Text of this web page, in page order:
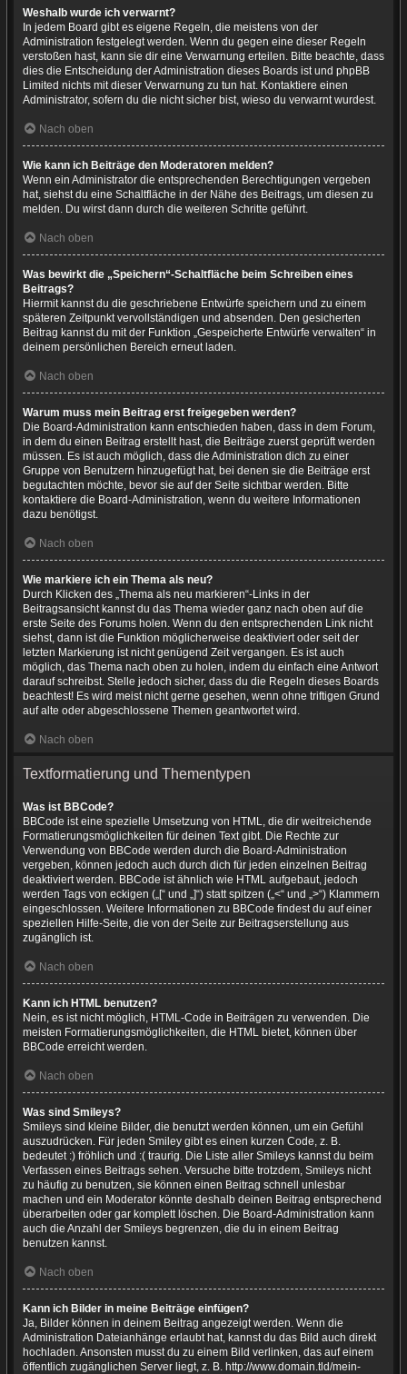
Weshalb wurde ich verwarnt?
In jedem Board gibt es eigene Regeln, die meistens von der
Administration festgelegt werden. Wenn du gegen eine dieser Regeln
verstoßen hast, kann sie dir eine Verwarnung erteilen. Bitte beachte, dass
dies die Entscheidung der Administration dieses Boards ist und phpBB
Limited nichts mit dieser Verwarnung zu tun hat. Kontaktiere einen
Administrator, sofern du die nicht sicher bist, wieso du verwarnt wurdest.
Nach oben
Wie kann ich Beiträge den Moderatoren melden?
Wenn ein Administrator die entsprechenden Berechtigungen vergeben
hat, siehst du eine Schaltfläche in der Nähe des Beitrags, um diesen zu
melden. Du wirst dann durch die weiteren Schritte geführt.
Nach oben
Was bewirkt die „Speichern“-Schaltfläche beim Schreiben eines
Beitrags?
Hiermit kannst du die geschriebene Entwürfe speichern und zu einem
späteren Zeitpunkt vervollständigen und absenden. Den gesicherten
Beitrag kannst du mit der Funktion „Gespeicherte Entwürfe verwalten“ in
deinem persönlichen Bereich erneut laden.
Nach oben
Warum muss mein Beitrag erst freigegeben werden?
Die Board-Administration kann entschieden haben, dass in dem Forum,
in dem du einen Beitrag erstellt hast, die Beiträge zuerst geprüft werden
müssen. Es ist auch möglich, dass die Administration dich zu einer
Gruppe von Benutzern hinzugefügt hat, bei denen sie die Beiträge erst
begutachten möchte, bevor sie auf der Seite sichtbar werden. Bitte
kontaktiere die Board-Administration, wenn du weitere Informationen
dazu benötigst.
Nach oben
Wie markiere ich ein Thema als neu?
Durch Klicken des „Thema als neu markieren“-Links in der
Beitragsansicht kannst du das Thema wieder ganz nach oben auf die
erste Seite des Forums holen. Wenn du den entsprechenden Link nicht
siehst, dann ist die Funktion möglicherweise deaktiviert oder seit der
letzten Markierung ist nicht genügend Zeit vergangen. Es ist auch
möglich, das Thema nach oben zu holen, indem du einfach eine Antwort
darauf schreibst. Stelle jedoch sicher, dass du die Regeln dieses Boards
beachtest! Es wird meist nicht gerne gesehen, wenn ohne triftigen Grund
auf alte oder abgeschlossene Themen geantwortet wird.
Nach oben
Textformatierung und Thementypen
Was ist BBCode?
BBCode ist eine spezielle Umsetzung von HTML, die dir weitreichende
Formatierungsmöglichkeiten für deinen Text gibt. Die Rechte zur
Verwendung von BBCode werden durch die Board-Administration
vergeben, können jedoch auch durch dich für jeden einzelnen Beitrag
deaktiviert werden. BBCode ist ähnlich wie HTML aufgebaut, jedoch
werden Tags von eckigen („[“ und „]“) statt spitzen („<“ und „>“) Klammern
eingeschlossen. Weitere Informationen zu BBCode findest du auf einer
speziellen Hilfe-Seite, die von der Seite zur Beitragserstellung aus
zugänglich ist.
Nach oben
Kann ich HTML benutzen?
Nein, es ist nicht möglich, HTML-Code in Beiträgen zu verwenden. Die
meisten Formatierungsmöglichkeiten, die HTML bietet, können über
BBCode erreicht werden.
Nach oben
Was sind Smileys?
Smileys sind kleine Bilder, die benutzt werden können, um ein Gefühl
auszudrücken. Für jeden Smiley gibt es einen kurzen Code, z. B.
bedeutet :) fröhlich und :( traurig. Die Liste aller Smileys kannst du beim
Verfassen eines Beitrags sehen. Versuche bitte trotzdem, Smileys nicht
zu häufig zu benutzen, sie können einen Beitrag schnell unlesbar
machen und ein Moderator könnte deshalb deinen Beitrag entsprechend
überarbeiten oder gar komplett löschen. Die Board-Administration kann
auch die Anzahl der Smileys begrenzen, die du in einem Beitrag
benutzen kannst.
Nach oben
Kann ich Bilder in meine Beiträge einfügen?
Ja, Bilder können in deinem Beitrag angezeigt werden. Wenn die
Administration Dateianhänge erlaubt hat, kannst du das Bild auch direkt
hochladen. Ansonsten musst du zu einem Bild verlinken, das auf einem
öffentlich zugänglichen Server liegt, z. B. http://www.domain.tld/mein-